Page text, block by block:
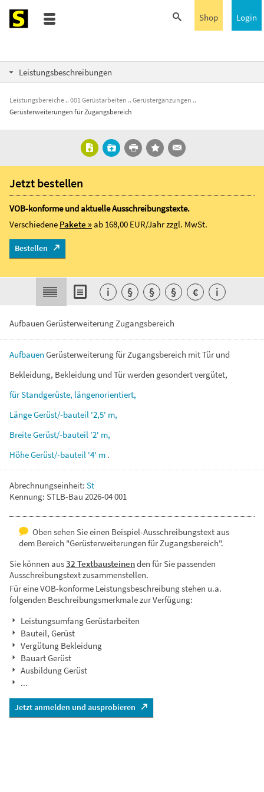
Login
Shop
Leistungsbeschreibungen
Leistungsbereiche 001 Gerüstarbeiten
Gerüstergänzungen
Gerüsterweiterungen für Zugangsbereich
Aufbauen Gerüsterweiterung Zugangsbereich
Aufbauen GerüsterweiterungfürZugangsbereich mitTürund
Bekleidung, Bekleidung und Türwerden gesondertvergütet,
fürStandgerüste, längenorientiert,
LängeGerüst/-bauteil '2,5' m,
BreiteGerüst/-bauteil '2' m,
HöheGerüst/-bauteil '4' m .
Abrechnungseinheit: St
Kennung: STLB-Bau 2026-04 001
Oben sehen Sie einen Beispiel-Ausschreibungstext aus
dem Bereich "Gerüsterweiterungen für Zugangsbereich".
Sie können aus32 Textbausteinenden für Sie passenden
Ausschreibungstext zusammenstellen.
Für eine VOB-konforme Leistungsbeschreibung stehen u.a.
folgenden Beschreibungsmerkmale zur Verfügung:
Leistungsumfang Gerüstarbeiten
Bauteil, Gerüst
Vergütung Bekleidung
Bauart Gerüst
Ausbildung Gerüst
...
Jetzt anmelden und ausprobieren
Jetzt bestellen
VOB-konforme und aktuelle Ausschreibungstexte.
Verschiedene Pakete »ab 168,00 EUR/Jahrzzgl. MwSt.
Bestellen
i § § § € i